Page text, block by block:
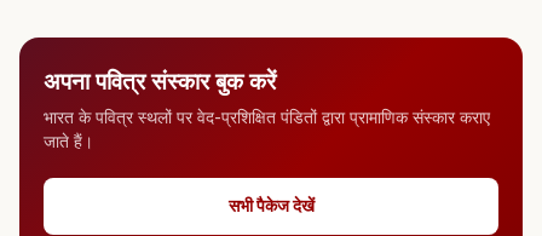
अपना पवित्र संस्कार बुक करें
भारत के पवित्र स्थलों पर वेद-प्रशिक्षित पंडितों द्वारा प्रामाणिक संस्कार कराए
जाते हैं।
सभी पैकेज देखें